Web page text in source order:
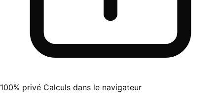
100% privé Calculs dans le navigateur